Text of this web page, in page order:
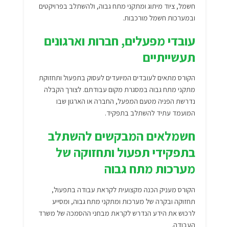
חשמל, ציוד מיתוג ומתקני מתח גבוה, ולהשתלב בפרויקטים
ובמערכות חשמל מורכבות.
עובדי מפעלים, חברות וארגונים
תעשייתיים
הקורס מתאים לעובדים המיועדים לעסוק בתפעול ותחזוקת
מתקני מתח גבוה במסגרת מקום עבודתם. לצורך הקבלה
נדרשת הפניה מטעם המפעל, החברה או הארגון שבו
המועמד עתיד להשתלב בתפקיד.
חשמלאים המבקשים להשתלב
בתפקידי תפעול ותחזוקה של
מערכות מתח גבוה
הקורס מעניק הכנה מקצועית לקראת עבודה בתפעול,
תחזוקה ובקרה של מערכות ומתקני מתח גבוה, ומסייע
לרכוש את הידע הנדרש לקראת מבחני ההסמכה של משרד
העבודה.